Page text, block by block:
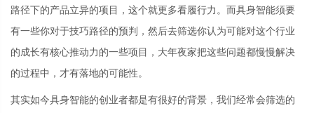
路径下的产品立异的项目，这个就更多看履行力。而具身智能须要
有一些你对于技巧路径的预判，然后去筛选你认为可能对这个行业
的成长有核心推动力的一些项目，大年夜家把这些问题都慢慢解决
的过程中，才有落地的可能性。
其实如今具身智能的创业者都是有很好的背景，我们经常会筛选的